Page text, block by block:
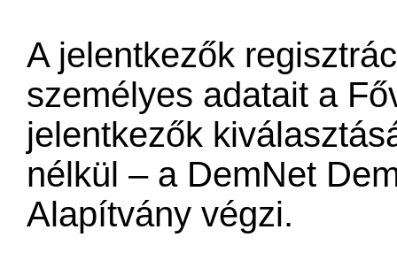
A jelentkezők
személyes adatait a
jelentkezők
nélkül – a DemNet
Alapítvány végzi.